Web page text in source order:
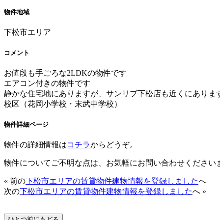
物件地域
下松市エリア
コメント
お値段も手ごろな2LDKの物件です
エアコン付きの物件です
静かな住宅地にありますが、サンリブ下松店も近くにありま
校区（花岡小学校・末武中学校）
物件詳細ページ
物件の詳細情報はコチラからどうぞ。
物件についてご不明な点は、お気軽にお問い合わせください
« 前の 下松市エリアの賃貸物件建物情報を登録しましたへ
次の 下松市エリアの賃貸物件建物情報を登録しましたへ »